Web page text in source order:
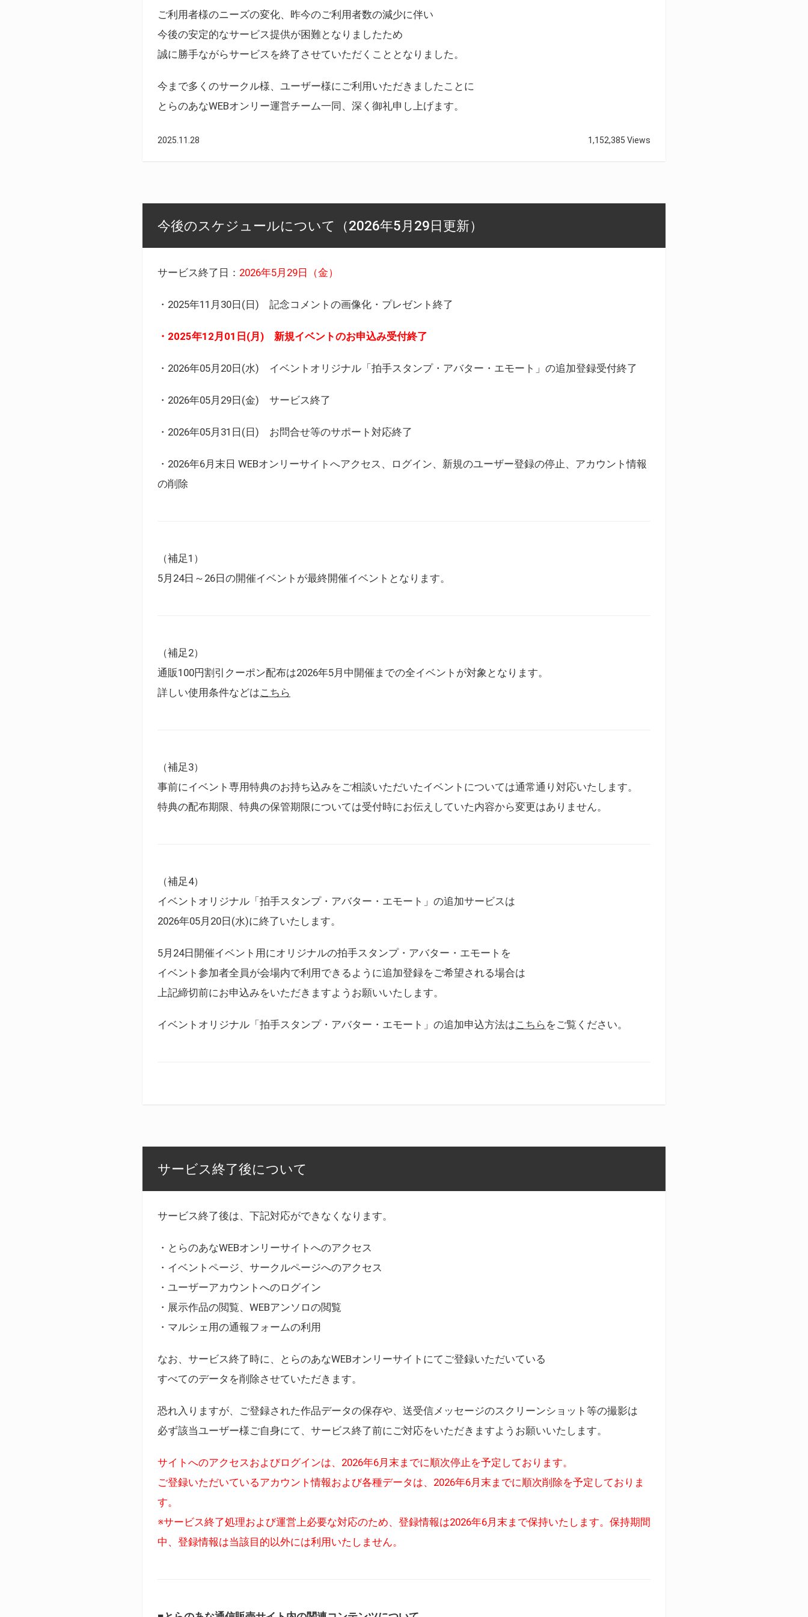
ご利用者様のニーズの変化、昨今のご利用者数の減少に伴い
今後の安定的なサービス提供が困難となりましたため
誠に勝手ながらサービスを終了させていただくこととなりました。
今まで多くのサークル様、ユーザー様にご利用いただきましたことに
とらのあなWEBオンリー運営チーム一同、深く御礼申し上げます。
2025.11.28 1,152,385 Views
今後のスケジュールについて（2026年5月29日更新）
サービス終了日： 2026年5月29日（金）
・2025年11月30日(日) 記念コメントの画像化・プレゼント終了
・2025年12月01日(月) 新規イベントのお申込み受付終了
・2026年05月20日(水) イベントオリジナル「拍手スタンプ・アバター・エモート」の追加登録受付終了
・2026年05月29日(金) サービス終了
・2026年05月31日(日) お問合せ等のサポート対応終了
・2026年6月末日 WEBオンリーサイトへアクセス、ログイン、新規のユーザー登録の停止、アカウント情報
の削除
（補足1）
5月24日～26日の開催イベントが最終開催イベントとなります。
（補足2）
通販100円割引クーポン配布は2026年5月中開催までの全イベントが対象となります。
詳しい使用条件などはこちら
（補足3）
事前にイベント専用特典のお持ち込みをご相談いただいたイベントについては通常通り対応いたします。
特典の配布期限、特典の保管期限については受付時にお伝えしていた内容から変更はありません。
（補足4）
イベントオリジナル「拍手スタンプ・アバター・エモート」の追加サービスは
2026年05月20日(水)に終了いたします。
5月24日開催イベント用にオリジナルの拍手スタンプ・アバター・エモートを
イベント参加者全員が会場内で利用できるように追加登録をご希望される場合は
上記締切前にお申込みをいただきますようお願いいたします。
イベントオリジナル「拍手スタンプ・アバター・エモート」の追加申込方法はこちら をご覧ください。
サービス終了後について
サービス終了後は、下記対応ができなくなります。
・とらのあなWEBオンリーサイトへのアクセス
・イベントページ、サークルページへのアクセス
・ユーザーアカウントへのログイン
・展示作品の閲覧、WEBアンソロの閲覧
・マルシェ用の通報フォームの利用
なお、サービス終了時に、とらのあなWEBオンリーサイトにてご登録いただいている
すべてのデータを削除させていただきます。
恐れ入りますが、ご登録された作品データの保存や、送受信メッセージのスクリーンショット等の撮影は
必ず該当ユーザー様ご自身にて、サービス終了前にご対応をいただきますようお願いいたします。
サイトへのアクセスおよびログインは、2026年6月末までに順次停止を予定しております。
ご登録いただいているアカウント情報および各種データは、2026年6月末までに順次削除を予定しておりま
す。
※サービス終了処理および運営上必要な対応のため、登録情報は2026年6月末まで保持いたします。保持期間
中、登録情報は当該目的以外には利用いたしません。